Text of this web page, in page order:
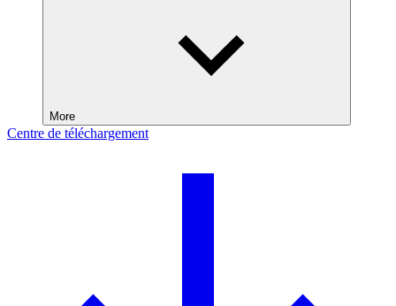
More
Centre de téléchargement